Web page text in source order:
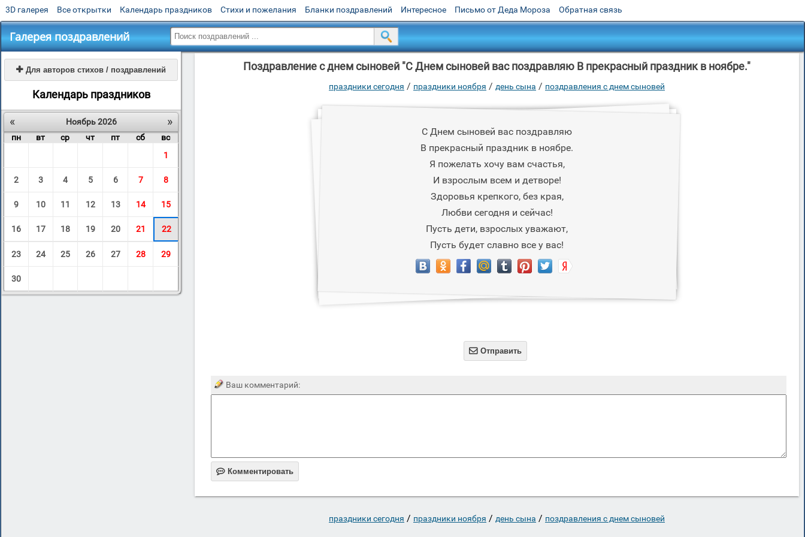
3D галерея Все открытки Календарь праздников Стихи и пожелания Бланки поздравлений Интересное Письмо от Деда Мороза Обратная связь
Галерея поздравлений
 Для авторов стихов / поздравлений
Календарь праздников
« »
Ноябрь 2026
пн
вт ср чт пт сб
вс
1
2 3 4 5 6 7 8
9 10 11 12 13 14 15
16 17 18 19 20 21 22
23 24 25 26 27 28 29
30
Поздравление с днем сыновей "С Днем сыновей вас поздравляю В прекрасный праздник в ноябре."
праздники сегодня / праздники ноября / день сына / поздравления с днем сыновей
С Днем сыновей вас поздравляю
В прекрасный праздник в ноябре.
Я пожелать хочу вам счастья,
И взрослым всем и детворе!
Здоровья крепкого, без края,
Любви сегодня и сейчас!
Пусть дети, взрослых уважают,
Пусть будет славно все у вас!
 Отправить
Ваш комментарий:
 Комментировать
праздники сегодня / праздники ноября / день сына / поздравления с днем сыновей